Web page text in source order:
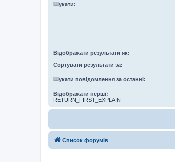
Шукати:
Відображати результати як:
Сортувати результати за:
Шукати повідомлення за останні:
Відображати перші:
RETURN_FIRST_EXPLAIN
Список форумів